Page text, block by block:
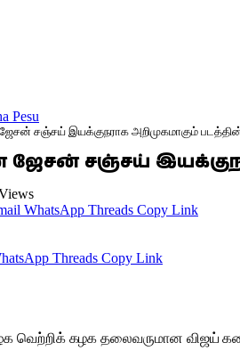
சஞ்சய் இயக்குநராக அறிமுகமாகும்
சஞ்சய்
WhatsApp Threads Copy Link
Threads Copy Link
வெற்றிக் கழக தலைவருமான விஜய்